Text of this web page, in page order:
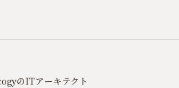
のITアーキテクト